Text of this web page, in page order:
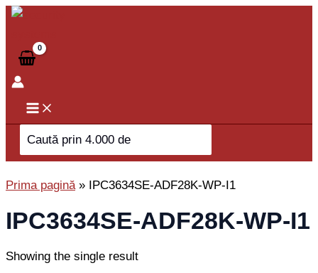
Skip
content
Search
for:
Prima pagină» IPC3634SE-ADF28K-WP-I1
IPC3634SE-ADF28K-WP-I1
Showing the single result